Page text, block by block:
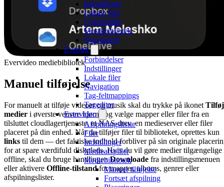
Indstillinger
Lokale filer
Lydafspiller
Musikbibliotek
Navigation
Evertag
Forbindelser
Indstillinger
Lokale filer
Navigation
Tag-feltmappings
Tageditor
Evervideo
Afspilningslister
Filer
Indstillinger
Medieafspiller
Mediebibliotek
Manuel tilføjelse
Fortsæt afspilning
Evervideo mediebibliotek
Manuel tilføjelse
For manuelt at tilføje videoer og musik skal du trykke på ikonet Tilføj
medier i øverste venstre hjørne og vælge mapper eller filer fra en
tilsluttet cloudlagertjeneste, et NAS-drev, en medieserver eller filer
placeret på din enhed. Når du tilføjer filer til biblioteket, oprettes kun
links til dem — det faktiske indhold forbliver på sin originale
for at spare værdifuld diskplads. Hvis du vil gøre medier tilgængelige
offline, skal du bruge handlingenDownloade fra indstillingsmenuen
eller aktivere Offline-tilstandfor mapper, albums, genrer eller
afspilningslister.